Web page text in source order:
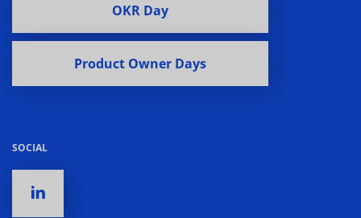
OKR Day
Product Owner Days
SOCIAL